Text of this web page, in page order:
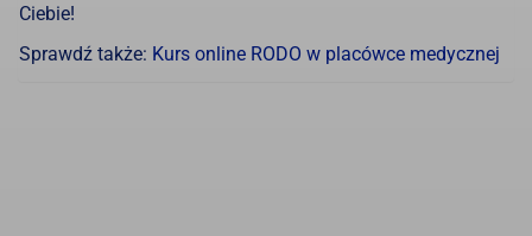
Ciebie!
Sprawdź także: Kurs online RODO w placówce medycznej